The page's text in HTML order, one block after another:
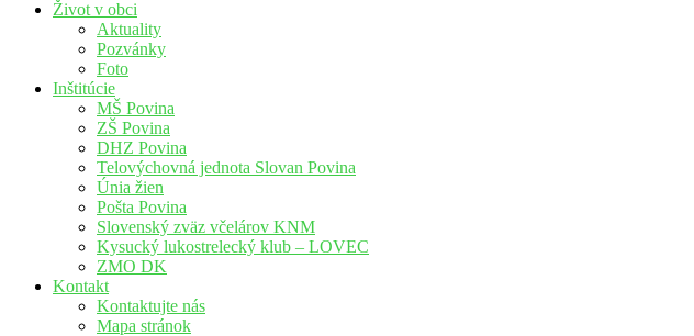
Život v obci
Aktuality
Pozvánky
Foto
Inštitúcie
MŠ Povina
ZŠ Povina
DHZ Povina
Telovýchovná jednota Slovan Povina
Únia žien
Pošta Povina
Slovenský zväz včelárov KNM
Kysucký lukostrelecký klub – LOVEC
ZMO DK
Kontakt
Kontaktujte nás
Mapa stránok